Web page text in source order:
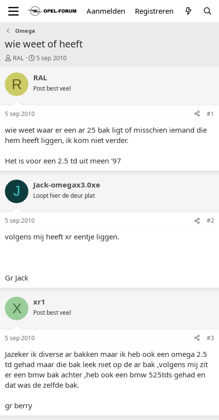
Aanmelden Registreren
Omega
wie weet of heeft
T
p
a
r
e
RAL
S
a
t
u
m
5 sep 2010
R RAL
Post best veel
5 sep 2010 #1
wie weet waar er een ar 25 bak ligt of misschien iemand die
hem heeft liggen, ik kom niet verder.
Het is voor een 2.5 td uit meen '97
J Jack-omegax3.0xe
Loopt hier de deur plat
5 sep 2010 #2
volgens mij heeft xr eentje liggen.
Gr Jack
X xr1
Post best veel
5 sep 2010 #3
Jazeker ik diverse ar bakken maar ik heb ook een omega 2.5
td gehad maar die bak leek niet op de ar bak ,volgens mij zit
er een bmw bak achter ,heb ook een bmw 525tds gehad en
dat was de zelfde bak.
gr berry